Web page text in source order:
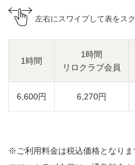
左右にスワイプして表をス
1時間
1時間
リロクラブ会員
6,600円 6,270円
※ご利用料金は税込価格となりま